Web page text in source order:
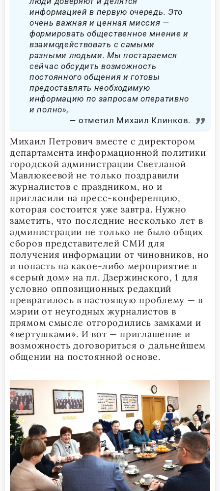
информацией в первую очередь. Это
очень важная и ценная миссия —
формировать общественное мнение и
взаимодействовать с самыми
разными людьми. Мы постараемся
сейчас обсудить возможность
постоянного общения и готовы
предоставлять необходимую
информацию по запросам оперативно
и полно»,
отметил Михаил Клинков.
Михаил Петрович вместе с директором
департамента информационной политики
городской администрации Светланой
Мавлюкеевой не только поздравили
журналистов с праздником, но и
пригласили на пресс-конференцию,
которая состоится уже завтра. Нужно
заметить, что последние несколько лет в
администрации не только не было общих
сборов представителей СМИ для
получения информации от чиновников, но
и попасть на какое-либо мероприятие в
«серый дом» на пл. Дзержинского, 1 для
условно оппозиционных редакций
превратилось в настоящую проблему — в
мэрии от неугодных журналистов в
прямом смысле отгородились замками и
«вертушками». И вот — приглашение и
возможность договориться о дальнейшем
общении на постоянной основе.